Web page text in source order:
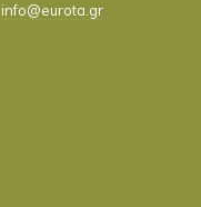
info@eurota.gr